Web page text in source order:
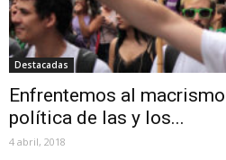
Destacadas
Enfrentemos al
política de las y los...
4 abril, 2018